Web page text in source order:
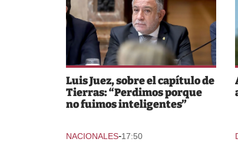
Luis Juez, sobre el capítulo de
Tierras: “Perdimos porque
no fuimos inteligentes”
NACIONALES-17:50